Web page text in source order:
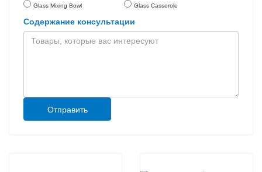
Glass Mixing Bowl Glass Casserole
Содержание консультации
Отправить